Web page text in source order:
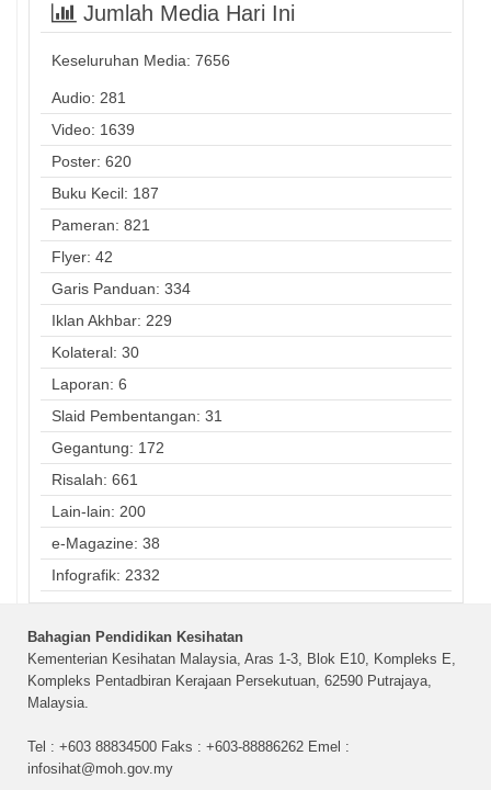
Jumlah Media Hari Ini
Keseluruhan Media: 7656
Audio: 281
Video: 1639
Poster: 620
Buku Kecil: 187
Pameran: 821
Flyer: 42
Garis Panduan: 334
Iklan Akhbar: 229
Kolateral: 30
Laporan: 6
Slaid Pembentangan: 31
Gegantung: 172
Risalah: 661
Lain-lain: 200
e-Magazine: 38
Infografik: 2332
Bahagian Pendidikan Kesihatan
Kementerian Kesihatan Malaysia, Aras 1-3, Blok E10, Kompleks E,
Kompleks Pentadbiran Kerajaan Persekutuan, 62590 Putrajaya,
Malaysia.
Tel : +603 88834500 Faks : +603-88886262 Emel :
infosihat@moh.gov.my